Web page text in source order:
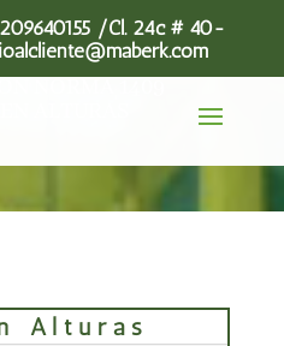
/Cl. 24c # 40-
Alturas